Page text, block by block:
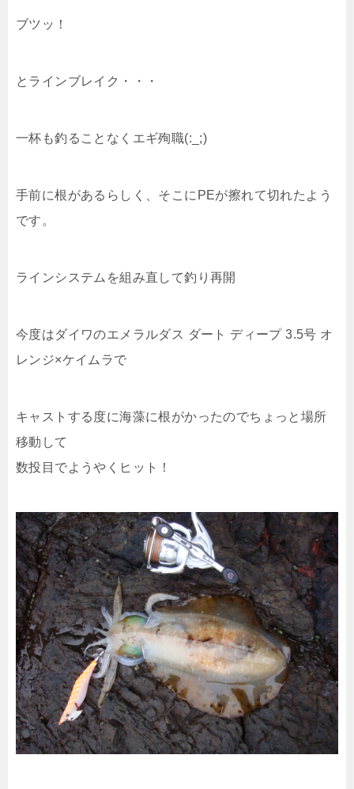
ブツッ！
とラインブレイク・・・
一杯も釣ることなくエギ殉職(:_;)
手前に根があるらしく、そこにPEが擦れて切れたよう
です。
ラインシステムを組み直して釣り再開
今度はダイワのエメラルダス ダート ディープ 3.5号 オ
レンジ×ケイムラで
キャストする度に海藻に根がかったのでちょっと場所
移動して
数投目でようやくヒット！